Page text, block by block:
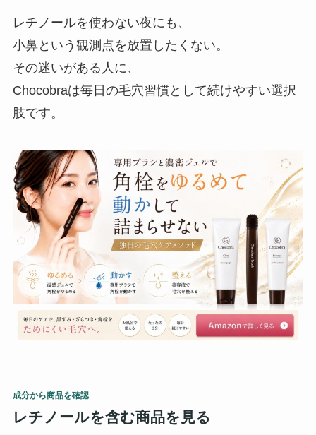
レチノールを使わない夜にも、
小鼻という観測点を放置したくない。
その迷いがある人に、
Chocobraは毎日の毛穴習慣として続けやすい選択
肢です。
成分から商品を確認
レチノールを含む商品を見る